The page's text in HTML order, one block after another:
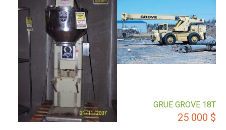
GRUE GROVE 18T
25 000 $